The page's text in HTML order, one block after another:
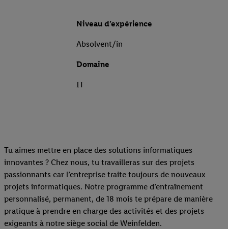
Niveau d’expérience
Absolvent/in
Domaine
IT
Tu aimes mettre en place des solutions informatiques
innovantes ? Chez nous, tu travailleras sur des projets
passionnants car l’entreprise traite toujours de nouveaux
projets informatiques. Notre programme d’entraînement
personnalisé, permanent, de 18 mois te prépare de manière
pratique à prendre en charge des activités et des projets
exigeants à notre siège social de Weinfelden.